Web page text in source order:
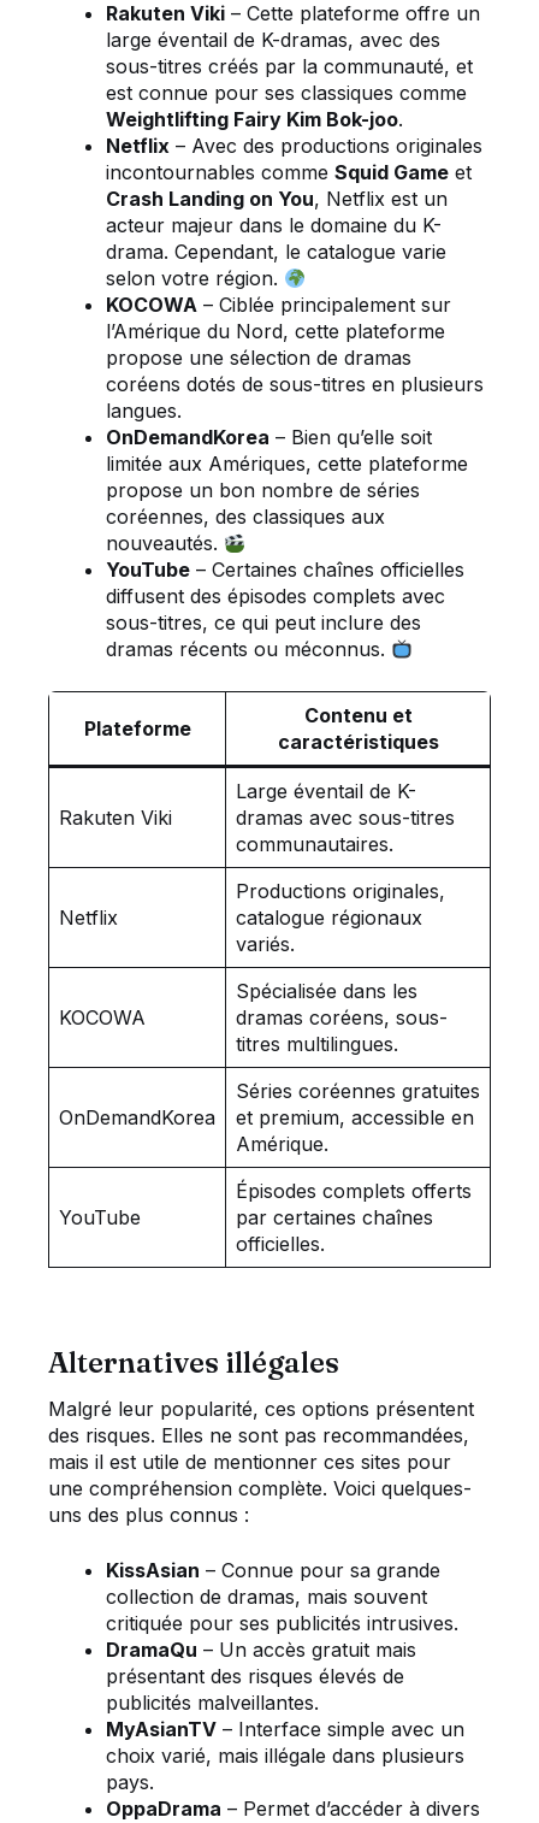
Rakuten Viki – Cette plateforme offre un
large éventail de K-dramas, avec des
sous-titres créés par la communauté, et
est connue pour ses classiques comme
Weightlifting Fairy Kim Bok-joo.
Netflix – Avec des productions originales
incontournables comme Squid Game et
Crash Landing on You, Netflix est un
acteur majeur dans le domaine du K-
drama. Cependant, le catalogue varie
selon votre région.
KOCOWA – Ciblée principalement sur
l’Amérique du Nord, cette plateforme
propose une sélection de dramas
coréens dotés de sous-titres en plusieurs
langues.
OnDemandKorea – Bien qu’elle soit
limitée aux Amériques, cette plateforme
propose un bon nombre de séries
coréennes, des classiques aux
nouveautés.
YouTube – Certaines chaînes officielles
diffusent des épisodes complets avec
sous-titres, ce qui peut inclure des
dramas récents ou méconnus.
Plateforme
Contenu et
caractéristiques
Rakuten Viki
Large éventail de K-
dramas avec sous-titres
communautaires.
Netflix
Productions originales,
catalogue régionaux
variés.
KOCOWA
Spécialisée dans les
dramas coréens, sous-
titres multilingues.
OnDemandKorea
Séries coréennes gratuites
et premium, accessible en
Amérique.
YouTube
Épisodes complets offerts
par certaines chaînes
officielles.
Alternatives illégales
Malgré leur popularité, ces options présentent
des risques. Elles ne sont pas recommandées,
mais il est utile de mentionner ces sites pour
une compréhension complète. Voici quelques-
uns des plus connus :
KissAsian – Connue pour sa grande
collection de dramas, mais souvent
critiquée pour ses publicités intrusives.
DramaQu – Un accès gratuit mais
présentant des risques élevés de
publicités malveillantes.
MyAsianTV – Interface simple avec un
choix varié, mais illégale dans plusieurs
pays.
OppaDrama – Permet d’accéder à divers